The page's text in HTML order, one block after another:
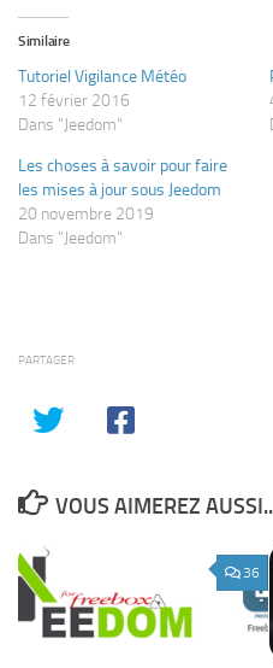
Similaire
Tutoriel Vigilance Météo
12 février 2016
Dans "Jeedom"
Les choses à savoir pour faire
les mises à jour sous Jeedom
20 novembre 2019
Dans "Jeedom"
PARTAGER
VOUS AIMEREZ
36